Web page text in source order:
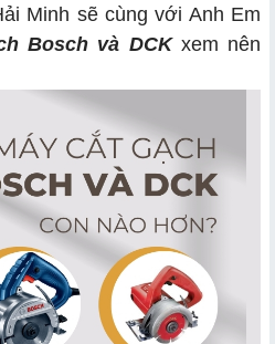
Minh sẽ cùng với Anh Em
Bosch và DCKxem nên